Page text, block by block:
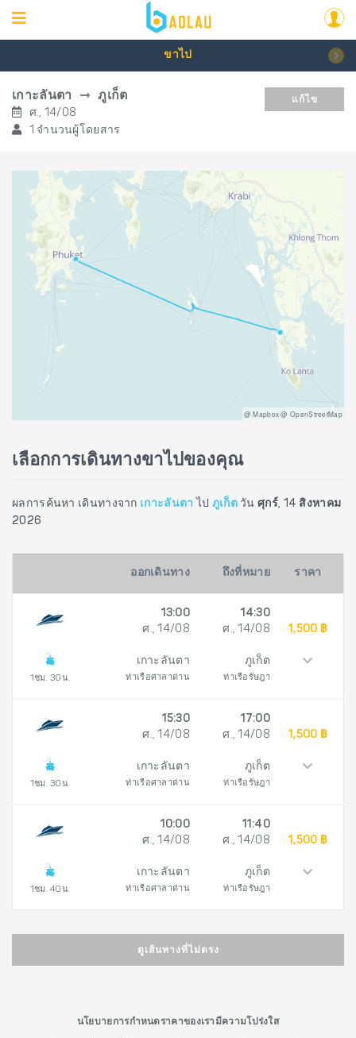
ขาไป
เกาะลันตา ภูเก็ต
ศ., 14/08
1 จำนวนผู้โดยสาร
แก้ไข
@ Mapbox @ OpenStreetMap
เลือกการเดินทางขาไปของคุณ
ผลการค้นหา เดินทางจาก เกาะลันตา ไป ภูเก็ตวันศุกร์, 14 สิงหาคม
2026
ออกเดินทาง ถึงที่หมาย ราคา
1ชม. 30น.
13:00
ศ., 14/08
เกาะลันตา
ท่าเรือศาลาด่าน
14:30
ศ., 14/08
ภูเก็ต
ท่าเรือรัษฎา
1,500 ฿
1ชม. 30น.
15:30
ศ., 14/08
เกาะลันตา
ท่าเรือศาลาด่าน
17:00
ศ., 14/08
ภูเก็ต
ท่าเรือรัษฎา
1,500 ฿
1ชม. 40น.
10:00
ศ., 14/08
เกาะลันตา
ท่าเรือศาลาด่าน
11:40
ศ., 14/08
ภูเก็ต
ท่าเรือรัษฎา
1,500 ฿
ดูเส้นทางที่ไม่ตรง
นโยบายการกำหนดราคาของเรามีความโปร่งใส